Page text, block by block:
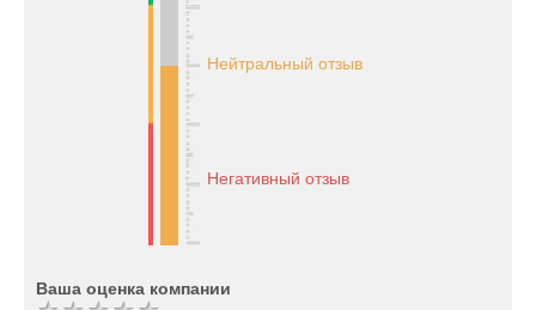
Нейтральный отзыв
Негативный отзыв
Ваша оценка компании